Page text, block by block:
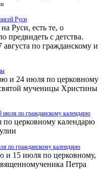
Руси
Руси, есть те, о
предвидеть с детства.
августа по гражданскому и
и 24 июля по церковному
мученицы Христины
июля по гражданскому календарю
церковному календарю
по гражданскому календарю
и 15 июля по церковному,
Петра